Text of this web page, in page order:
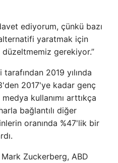
ediyorum, çünkü bazı
yaratmak için
gerekiyor.”
2019 yılında
2017'ye kadar genç
kullanımı arttıkça
bağlantılı diğer
oranında %47'lik bir
Zuckerberg, ABD